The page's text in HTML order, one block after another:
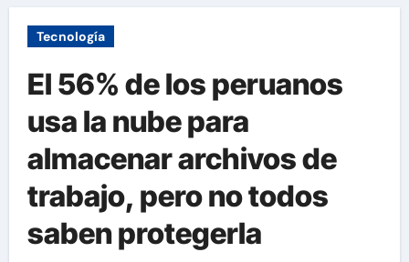
Tecnología
El 56% de los peruanos
usa la nube para
almacenar archivos de
trabajo, pero no todos
saben protegerla